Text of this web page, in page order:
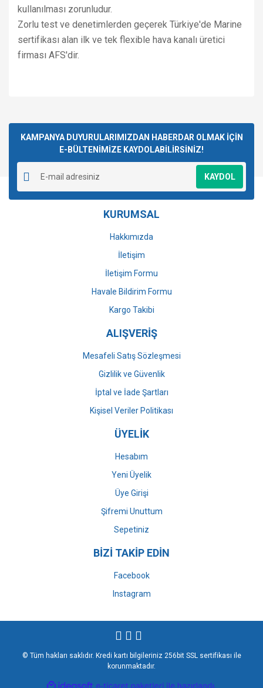
kullanılması zorunludur.
Zorlu test ve denetimlerden geçerek Türkiye'de Marine
sertifikası alan ilk ve tek flexible hava kanalı üretici
firması AFS'dir.
Yorum Yaz
kullanarak tarafımıza iletebilirsiniz.
Görüş ve önerileriniz için teşekkür ederiz.
Ürün resmi kalitesiz, bozuk veya görüntülenemiyor.
Ürün açıklamasında eksik bilgiler bulunuyor.
Ürün bilgilerinde hatalar bulunuyor.
Ürün fiyatı diğer sitelerden daha pahalı.
Gönder
KAMPANYA DUYURULARIMIZDAN HABERDAR OLMAK İÇİN
E-BÜLTENİMİZE KAYDOLABİLİRSİNİZ!
KAYDOL
KURUMSAL
Hakkımızda
İletişim
İletişim Formu
Havale Bildirim Formu
Kargo Takibi
ALIŞVERİŞ
Mesafeli Satış Sözleşmesi
Gizlilik ve Güvenlik
İptal ve İade Şartları
Kişisel Veriler Politikası
ÜYELİK
Hesabım
Yeni Üyelik
Üye Girişi
Şifremi Unuttum
Sepetiniz
BİZİ TAKİP EDİN
Facebook
Instagram
© Tüm hakları saklıdır. Kredi kartı bilgileriniz 256bit SSL sertifikası ile
korunmaktadır.
ideasoft e-